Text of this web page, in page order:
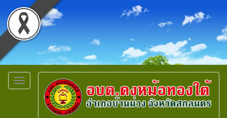
Toggle
navigation